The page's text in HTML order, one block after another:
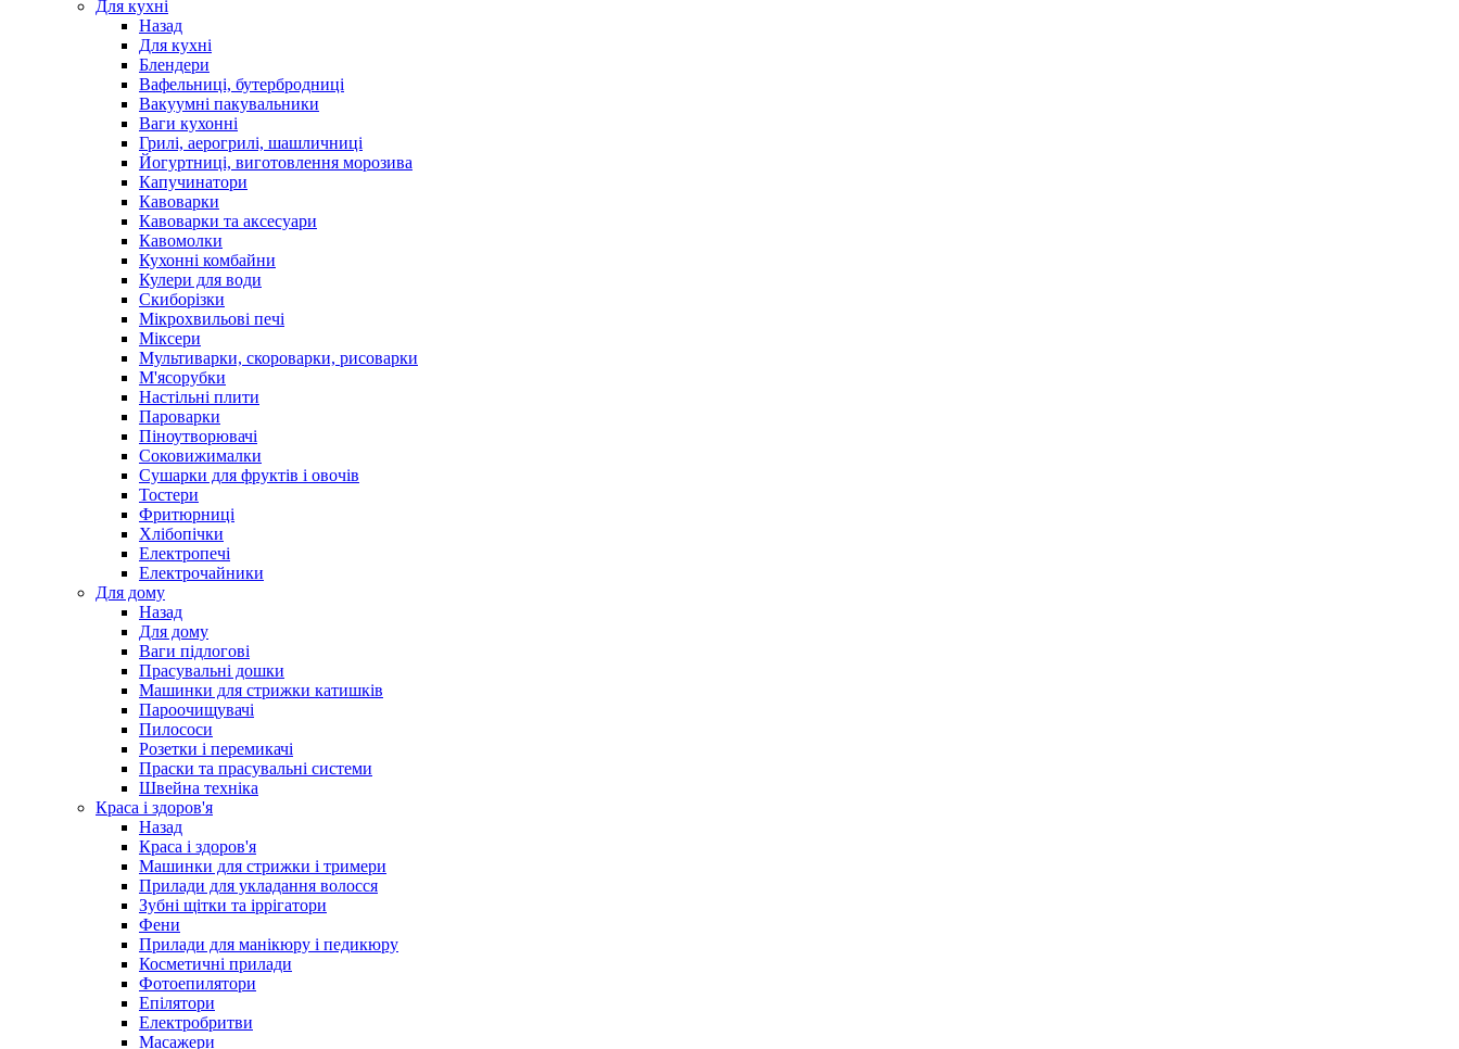
Для кухні
Назад
Для кухні
Блендери
Вафельниці, бутербродниці
Вакуумні пакувальники
Ваги кухонні
Грилі, аерогрилі, шашличниці
Йогуртниці, виготовлення морозива
Капучинатори
Кавоварки
Кавоварки та аксесуари
Кавомолки
Кухонні комбайни
Кулери для води
Скиборізки
Мікрохвильові печі
Міксери
Мультиварки, скороварки, рисоварки
М'ясорубки
Настільні плити
Пароварки
Піноутворювачі
Соковижималки
Сушарки для фруктів і овочів
Тостери
Фритюрниці
Хлібопічки
Електропечі
Електрочайники
Для дому
Назад
Для дому
Ваги підлогові
Прасувальні дошки
Машинки для стрижки катишків
Пароочищувачі
Пилососи
Розетки і перемикачі
Праски та прасувальні системи
Швейна техніка
Краса і здоров'я
Назад
Краса і здоров'я
Машинки для стрижки і тримери
Прилади для укладання волосся
Зубні щітки та іррігатори
Фени
Прилади для манікюру і педикюру
Косметичні прилади
Фотоепилятори
Епілятори
Електробритви
Масажери